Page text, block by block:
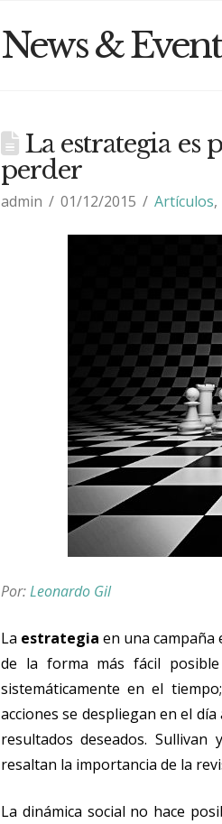
News &
La estrategia es
perder
admin 01/12/2015 Artículos,
Por:Leonardo Gil
La estrategia en una campaña
de la forma más fácil
sistemáticamente en el
acciones se despliegan en el
resultados deseados.
resaltan la importancia de la
La dinámica social no hace